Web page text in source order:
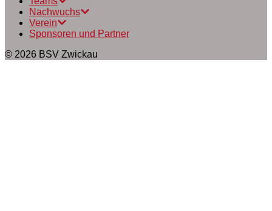
Nachwuchs
Verein
Sponsoren und Partner
© 2026 BSV Zwickau